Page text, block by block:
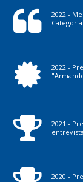
2022 -
2022 -
2021 -
entrevista
2020 -